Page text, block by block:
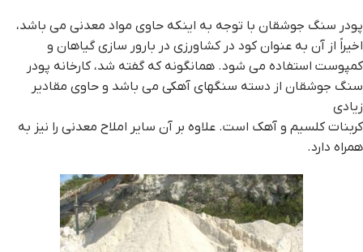
پودر سنگ جوشقان با توجه به اینکه حاوی مواد معدنی می باشد،
اخیراً از آن به عنوان کود در کشاورزی در بارور سازی گیاهان و
کمپوست استفاده می شود. همانگونه که گفته شد، کارخانه پودر
سنگ جوشقان از دسته سنگهای آهکی می باشد و حاوی مقادیر
زیادی
کربنات کلسیم و آهک است. علاوه بر آن سایر املاح معدنی را نیز به
همراه دارد.